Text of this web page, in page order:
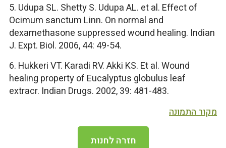
5. Udupa SL. Shetty S. Udupa AL. et al. Effect of
Ocimum sanctum Linn. On normal and
dexamethasone suppressed wound healing. Indian
J. Expt. Biol. 2006, 44: 49-54.
6. Hukkeri VT. Karadi RV. Akki KS. Et al. Wound
healing property of Eucalyptus globulus leaf
extracr. Indian Drugs. 2002, 39: 481-483.
מקור התמונה
חזרה לחנות